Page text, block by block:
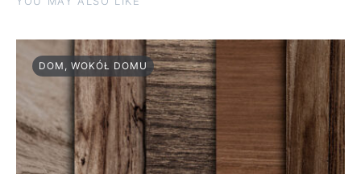
DOM, WOKÓŁ DOMU